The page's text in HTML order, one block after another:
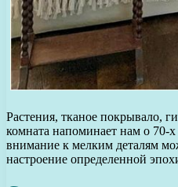
Растения, тканое покрывало,
комната напоминает нам о 70-
внимание к мелким деталям
настроение определенной